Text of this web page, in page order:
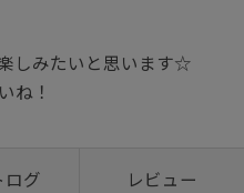
しみたいと思います☆
ね！
ログ レビュー